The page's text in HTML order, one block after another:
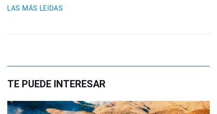
LAS MÁS LEIDAS
TE PUEDE INTERESAR